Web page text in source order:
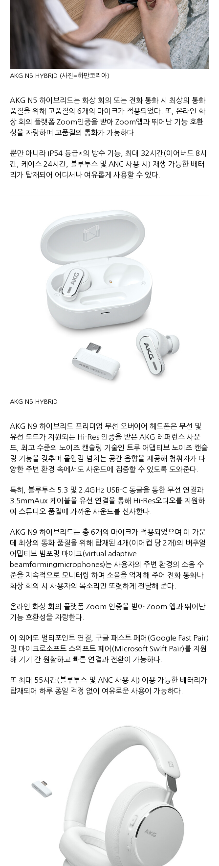
AKG N5 HYBRID (사진=하만코리아)
AKG N5 하이브리드는 화상 회의 또는 전화 통화 시 최상의 통화
품질을 위해 고품질의 6개의 마이크가 적용되었다. 또, 온라인 화
상 회의 플랫폼 Zoom인증을 받아 Zoom앱과 뛰어난 기능 호환
성을 자랑하며 고품질의 통화가 가능하다.
뿐만 아니라 IP54 등급*의 방수 기능, 최대 32시간(이어버드 8시
간, 케이스 24시간, 블루투스 및 ANC 사용 시) 재생 가능한 배터
리가 탑재되어 어디서나 여유롭게 사용할 수 있다.
AKG N5 HYBRID
AKG N9 하이브리드 프리미엄 무선 오버이어 헤드폰은 무선 및
유선 모드가 지원되는 Hi-Res 인증을 받은 AKG 레퍼런스 사운
드, 최고 수준의 노이즈 캔슬링 기술인 트루 어댑티브 노이즈 캔슬
링 기능을 갖추며 몰입감 넘치는 공간 음향을 제공해 청취자가 다
양한 주변 환경 속에서도 사운드에 집중할 수 있도록 도와준다.
특히, 블루투스 5.3 및 2.4GHz USB-C 동글을 통한 무선 연결과
3.5mmAux 케이블을 유선 연결을 통해 Hi-Res오디오를 지원하
여 스튜디오 품질에 가까운 사운드를 선사한다.
AKG N9 하이브리드는 총 6개의 마이크가 적용되었으며 이 가운
데 최상의 통화 품질을 위해 탑재된 4개(이어컵 당 2개)의 버추얼
어댑티브 빔포밍 마이크(virtual adaptive
beamformingmicrophones)는 사용자의 주변 환경의 소음 수
준을 지속적으로 모니터링 하며 소음을 억제해 주어 전화 통화나
화상 회의 시 사용자의 목소리만 또렷하게 전달해 준다.
온라인 화상 회의 플랫폼 Zoom 인증을 받아 Zoom 앱과 뛰어난
기능 호환성을 자랑한다.
이 외에도 멀티포인트 연결, 구글 패스트 페어(Google Fast Pair)
및 마이크로소프트 스위프트 페어(Microsoft Swift Pair)를 지원
해 기기 간 원활하고 빠른 연결과 전환이 가능하다.
또 최대 55시간(블루투스 및 ANC 사용 시) 이용 가능한 배터리가
탑재되어 하루 종일 걱정 없이 여유로운 사용이 가능하다.